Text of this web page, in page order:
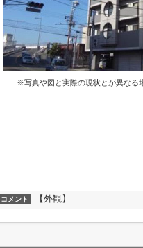
※写真や図と実際の現状とが異なる
コメント 【外観】